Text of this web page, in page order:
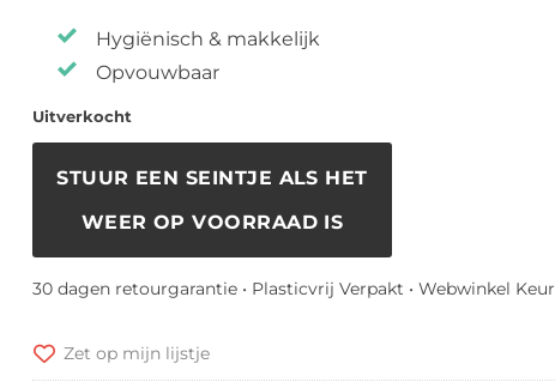
Hygiënisch & makkelijk
Opvouwbaar
Uitverkocht
STUUR EEN SEINTJE ALS HET
WEER OP VOORRAAD IS
30 dagen retourgarantie • Plasticvrij Verpakt • Webwinkel Keur
Zet op mijn lijstje